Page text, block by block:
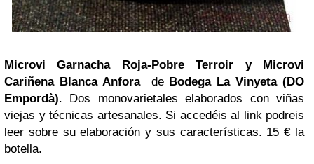
Microvi Garnacha Roja-Pobre Terroir y Microvi
Cariñena Blanca Anfora de Bodega La Vinyeta (DO
Empordà). Dos monovarietales elaborados con viñas
viejas y técnicas artesanales. Si accedéis al link podreis
leer sobre su elaboración y sus características. 15 € la
botella.